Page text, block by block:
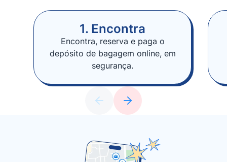
1. Encontra
Encontra, reserva e paga o
depósito de bagagem online, em
segurança.